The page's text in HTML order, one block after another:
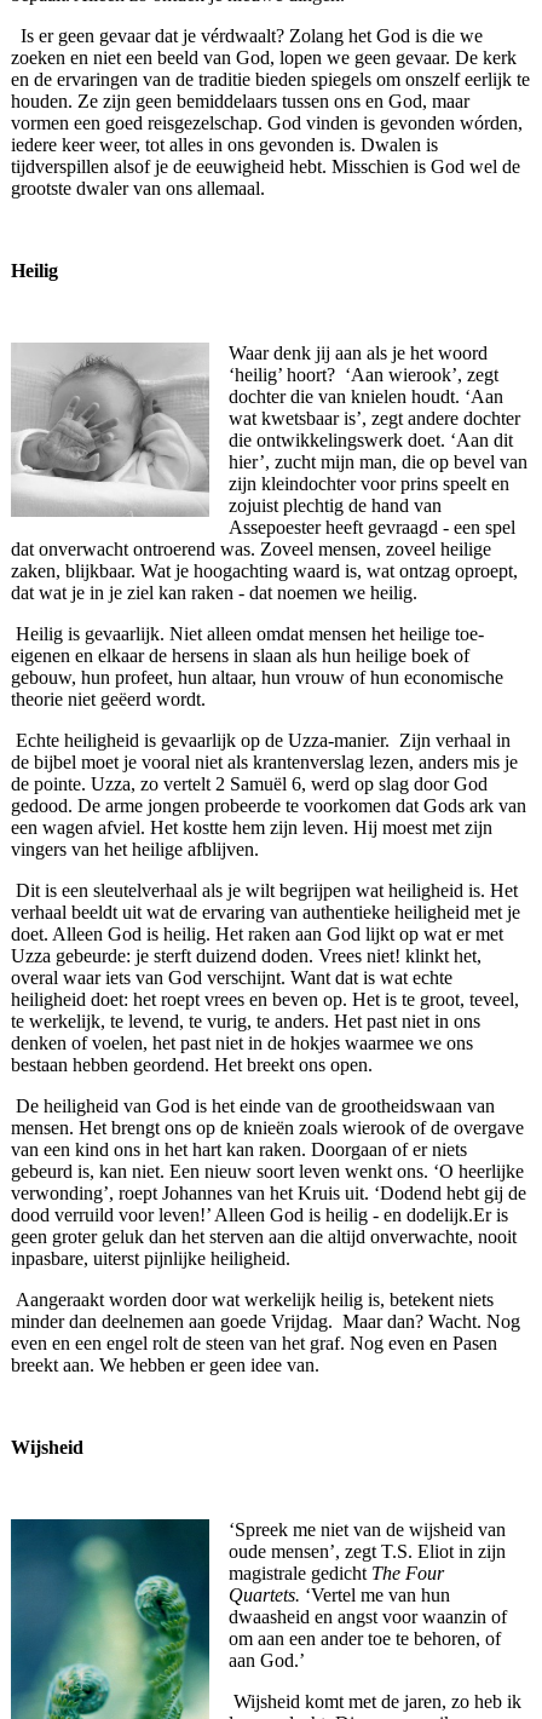
Is er geen gevaar dat je vérdwaalt? Zolang het God is die we
zoeken en niet een beeld van God, lopen we geen gevaar. De kerk
en de ervaringen van de traditie bieden spiegels om onszelf eerlijk te
houden. Ze zijn geen bemiddelaars tussen ons en God, maar
vormen een goed reisgezelschap. God vinden is gevonden wórden,
iedere keer weer, tot alles in ons gevonden is. Dwalen is
tijdverspillen alsof je de eeuwigheid hebt. Misschien is God wel de
grootste dwaler van ons allemaal.
Heilig
Waar denk jij aan als je het woord
‘heilig’ hoort? ‘Aan wierook’, zegt
dochter die van knielen houdt. ‘Aan
wat kwetsbaar is’, zegt andere dochter
die ontwikkelingswerk doet. ‘Aan dit
hier’, zucht mijn man, die op bevel van
zijn kleindochter voor prins speelt en
zojuist plechtig de hand van
Assepoester heeft gevraagd - een spel
dat onverwacht ontroerend was. Zoveel mensen, zoveel heilige
zaken, blijkbaar. Wat je hoogachting waard is, wat ontzag oproept,
dat wat je in je ziel kan raken - dat noemen we heilig.
Heilig is gevaarlijk. Niet alleen omdat mensen het heilige toe-
eigenen en elkaar de hersens in slaan als hun heilige boek of
gebouw, hun profeet, hun altaar, hun vrouw of hun economische
theorie niet geëerd wordt.
Echte heiligheid is gevaarlijk op de Uzza-manier. Zijn verhaal in
de bijbel moet je vooral niet als krantenverslag lezen, anders mis je
de pointe. Uzza, zo vertelt 2 Samuël 6, werd op slag door God
gedood. De arme jongen probeerde te voorkomen dat Gods ark van
een wagen afviel. Het kostte hem zijn leven. Hij moest met zijn
vingers van het heilige afblijven.
Dit is een sleutelverhaal als je wilt begrijpen wat heiligheid is. Het
verhaal beeldt uit wat de ervaring van authentieke heiligheid met je
doet. Alleen God is heilig. Het raken aan God lijkt op wat er met
Uzza gebeurde: je sterft duizend doden. Vrees niet! klinkt het,
overal waar iets van God verschijnt. Want dat is wat echte
heiligheid doet: het roept vrees en beven op. Het is te groot, teveel,
te werkelijk, te levend, te vurig, te anders. Het past niet in ons
denken of voelen, het past niet in de hokjes waarmee we ons
bestaan hebben geordend. Het breekt ons open.
De heiligheid van God is het einde van de grootheidswaan van
mensen. Het brengt ons op de knieën zoals wierook of de overgave
van een kind ons in het hart kan raken. Doorgaan of er niets
gebeurd is, kan niet. Een nieuw soort leven wenkt ons. ‘O heerlijke
verwonding’, roept Johannes van het Kruis uit. ‘Dodend hebt gij de
dood verruild voor leven!’ Alleen God is heilig - en dodelijk.Er is
geen groter geluk dan het sterven aan die altijd onverwachte, nooit
inpasbare, uiterst pijnlijke heiligheid.
Aangeraakt worden door wat werkelijk heilig is, betekent niets
minder dan deelnemen aan goede Vrijdag. Maar dan? Wacht. Nog
even en een engel rolt de steen van het graf. Nog even en Pasen
breekt aan. We hebben er geen idee van.
Wijsheid
‘Spreek me niet van de wijsheid van
oude mensen’, zegt T.S. Eliot in zijn
magistrale gedicht The Four
Quartets. ‘Vertel me van hun
dwaasheid en angst voor waanzin of
om aan een ander toe te behoren, of
aan God.’
Wijsheid komt met de jaren, zo heb ik